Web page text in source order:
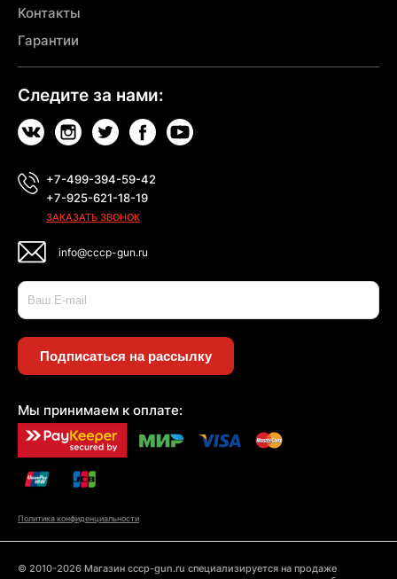
Контакты
Гарантии
Следите за нами:
+7-499-394-59-42
+7-925-621-18-19
ЗАКАЗАТЬ ЗВОНОК
info@cccp-gun.ru
Подписаться на рассылку
Мы принимаем к оплате:
Политика конфиденциальности
© 2010-2026 Магазин cccp-gun.ru специализируется на продаже